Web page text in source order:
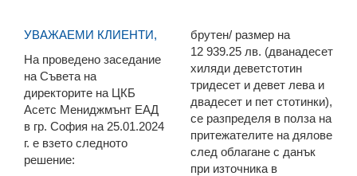
УВАЖАЕМИ КЛИЕНТИ,
На проведено заседание
на Съвета на
директорите на ЦКБ
Асетс Мениджмънт ЕАД
в гр. София на 25.01.2024
г. е взето следното
решение:
брутен/ размер на
12 939.25 лв. (дванадесет
хиляди деветстотин
тридесет и девет лева и
двадесет и пет стотинки),
се разпределя в полза на
притежателите на дялове
след облагане с данък
при източника в